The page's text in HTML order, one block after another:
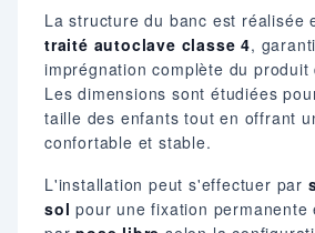
La structure du banc est réalisée
traité autoclave classe 4,
imprégnation complète du produit
Les dimensions sont étudiées
taille des enfants tout en offrant
confortable et stable.
L'installation peut s'effectuer par
sol pour une fixation permanente